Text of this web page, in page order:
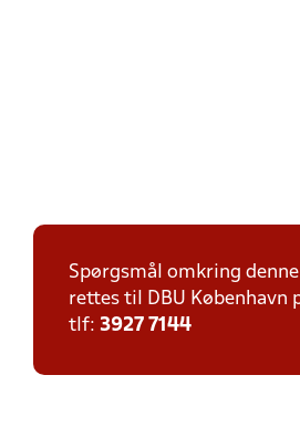
Spørgsmål omkring
rettes til DBU København
tlf: 3927 7144